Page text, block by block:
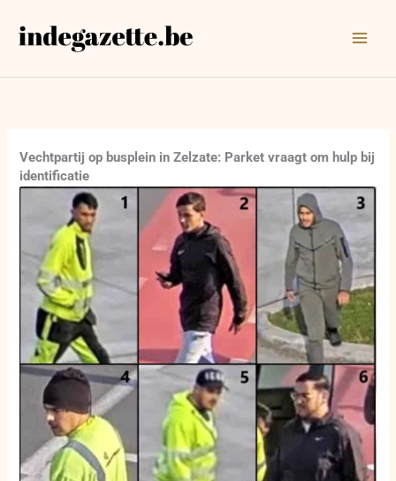
naar
Vechtpartij op busplein in Zelzate: Parket vraagt om hulp bij
identificatie